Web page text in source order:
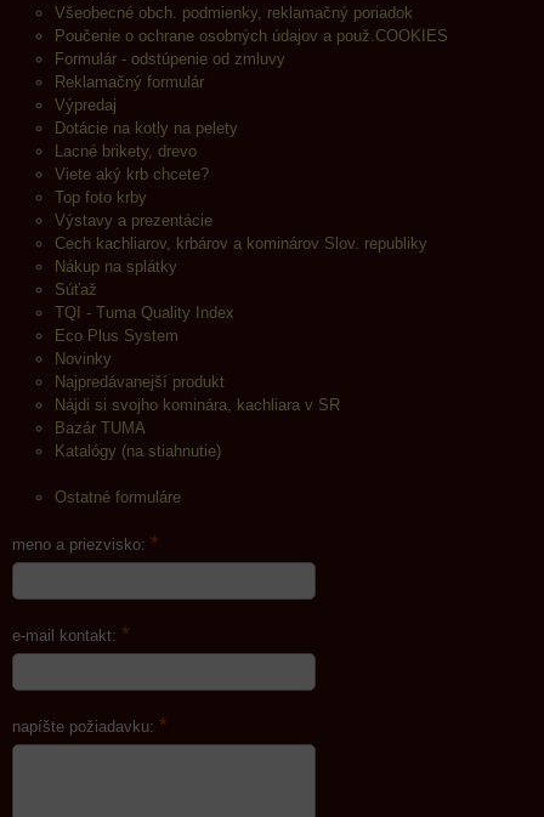
Všeobecné obch. podmienky, reklamačný poriadok
Poučenie o ochrane osobných údajov a použ.COOKIES
Formulár - odstúpenie od zmluvy
Reklamačný formulár
Výpredaj
Dotácie na kotly na pelety
Lacné brikety, drevo
Viete aký krb chcete?
Top foto krby
Výstavy a prezentácie
Cech kachliarov, krbárov a kominárov Slov. republiky
Nákup na splátky
Súťaž
TQI - Tuma Quality Index
Eco Plus System
Novinky
Najpredávanejší produkt
Nájdi si svojho kominára, kachliara v SR
Bazár TUMA
Katalógy (na stiahnutie)
Ostatné formuláre
meno a priezvisko: *
e-mail kontakt: *
napíšte požiadavku: *